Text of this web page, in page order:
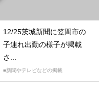
12/25茨城新聞に笠間市の
子連れ出勤の様子が掲載
さ...
■新聞やテレビなどの掲載